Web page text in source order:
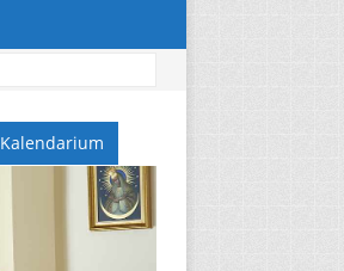
Kalendarium